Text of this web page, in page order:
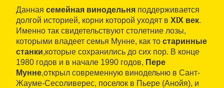
Данная семейная винодельня поддерживается
долгой историей, корни которой уходят в XIX век.
Именно так свидетельствуют столетние лозы,
которыми владеет семья Мунне, как то старинные
станки,которые сохранились до сих пор. В конце
1980 годов и в начале 1990 годов, Пере
Мунне,открыл современную винодельню в Сант-
Жауме-Сесоливерес, поселок в Пьере (Анойя), и